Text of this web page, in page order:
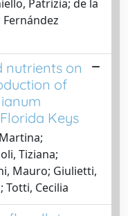
Patrizia; de la
Fernández
nutrients on
of
Keys
Tiziana;
Mauro; Giulietti,
Totti, Cecilia